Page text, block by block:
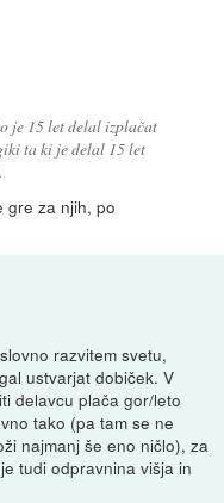
je 15 let delal izplačat
ta ki je delal 15 let
gre za njih, po
razvitem svetu,
ustvarjat dobiček. V
delavcu plača gor/leto
tako (pa tam se ne
najmanj še eno ničlo), za
tudi odpravnina višja in